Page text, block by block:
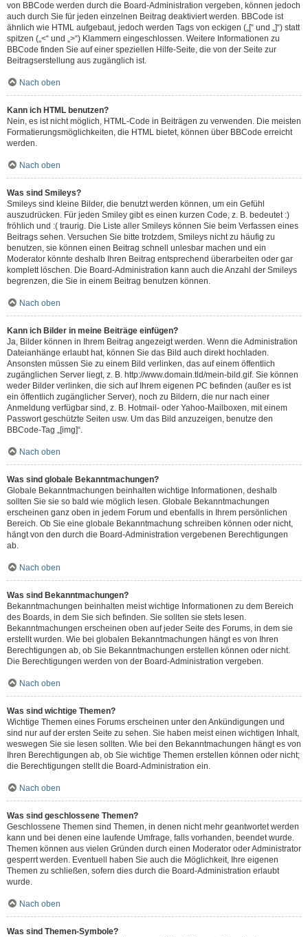
von BBCode werden durch die Board-Administration vergeben, können jedoch
auch durch Sie für jeden einzelnen Beitrag deaktiviert werden. BBCode ist
ähnlich wie HTML aufgebaut, jedoch werden Tags von eckigen („[“ und „]“) statt
spitzen („<“ und „>“) Klammern eingeschlossen. Weitere Informationen zu
BBCode finden Sie auf einer speziellen Hilfe-Seite, die von der Seite zur
Beitragserstellung aus zugänglich ist.
Nach oben
Kann ich HTML benutzen?
Nein, es ist nicht möglich, HTML-Code in Beiträgen zu verwenden. Die meisten
Formatierungsmöglichkeiten, die HTML bietet, können über BBCode erreicht
werden.
Nach oben
Was sind Smileys?
Smileys sind kleine Bilder, die benutzt werden können, um ein Gefühl
auszudrücken. Für jeden Smiley gibt es einen kurzen Code, z. B. bedeutet :)
fröhlich und :( traurig. Die Liste aller Smileys können Sie beim Verfassen eines
Beitrags sehen. Versuchen Sie bitte trotzdem, Smileys nicht zu häufig zu
benutzen, sie können einen Beitrag schnell unlesbar machen und ein
Moderator könnte deshalb Ihren Beitrag entsprechend überarbeiten oder gar
komplett löschen. Die Board-Administration kann auch die Anzahl der Smileys
begrenzen, die Sie in einem Beitrag benutzen können.
Nach oben
Kann ich Bilder in meine Beiträge einfügen?
Ja, Bilder können in Ihrem Beitrag angezeigt werden. Wenn die Administration
Dateianhänge erlaubt hat, können Sie das Bild auch direkt hochladen.
Ansonsten müssen Sie zu einem Bild verlinken, das auf einem öffentlich
zugänglichen Server liegt, z. B. http://www.domain.tld/mein-bild.gif. Sie können
weder Bilder verlinken, die sich auf Ihrem eigenen PC befinden (außer es ist
ein öffentlich zugänglicher Server), noch zu Bildern, die nur nach einer
Anmeldung verfügbar sind, z. B. Hotmail- oder Yahoo-Mailboxen, mit einem
Passwort geschützte Seiten usw. Um das Bild anzuzeigen, benutze den
BBCode-Tag „[img]“.
Nach oben
Was sind globale Bekanntmachungen?
Globale Bekanntmachungen beinhalten wichtige Informationen, deshalb
sollten Sie sie so bald wie möglich lesen. Globale Bekanntmachungen
erscheinen ganz oben in jedem Forum und ebenfalls in Ihrem persönlichen
Bereich. Ob Sie eine globale Bekanntmachung schreiben können oder nicht,
hängt von den durch die Board-Administration vergebenen Berechtigungen
ab.
Nach oben
Was sind Bekanntmachungen?
Bekanntmachungen beinhalten meist wichtige Informationen zu dem Bereich
des Boards, in dem Sie sich befinden. Sie sollten sie stets lesen.
Bekanntmachungen erscheinen oben auf jeder Seite des Forums, in dem sie
erstellt wurden. Wie bei globalen Bekanntmachungen hängt es von Ihren
Berechtigungen ab, ob Sie Bekanntmachungen erstellen können oder nicht.
Die Berechtigungen werden von der Board-Administration vergeben.
Nach oben
Was sind wichtige Themen?
Wichtige Themen eines Forums erscheinen unter den Ankündigungen und
sind nur auf der ersten Seite zu sehen. Sie haben meist einen wichtigen Inhalt,
weswegen Sie sie lesen sollten. Wie bei den Bekanntmachungen hängt es von
Ihren Berechtigungen ab, ob Sie wichtige Themen erstellen können oder nicht;
die Berechtigungen stellt die Board-Administration ein.
Nach oben
Was sind geschlossene Themen?
Geschlossene Themen sind Themen, in denen nicht mehr geantwortet werden
kann und bei denen eine laufende Umfrage, falls vorhanden, beendet wurde.
Themen können aus vielen Gründen durch einen Moderator oder Administrator
gesperrt werden. Eventuell haben Sie auch die Möglichkeit, Ihre eigenen
Themen zu schließen, sofern dies durch die Board-Administration erlaubt
wurde.
Nach oben
Was sind Themen-Symbole?